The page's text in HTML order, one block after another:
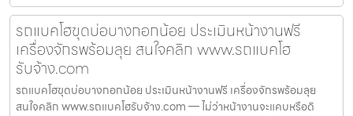
รถแบคโฮขุดบ่อบางกอกน้อย ประเมินหน้างานฟรี
เครื่องจักรพร้อมลุย สนใจคลิก www.รถแบคโฮ
รับจ้าง.com
รถแบคโฮขุดบ่อบางกอกน้อย ประเมินหน้างานฟรี เครื่องจักรพร้อมลุย
สนใจคลิก www.รถแบคโฮรับจ้าง.com — ไม่ว่าหน้างานจะแคบหรือดิ